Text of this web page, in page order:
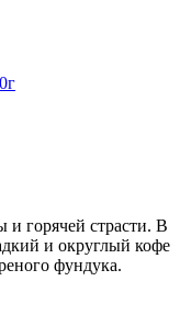
и горячей страсти. В
и округлый кофе
фундука.